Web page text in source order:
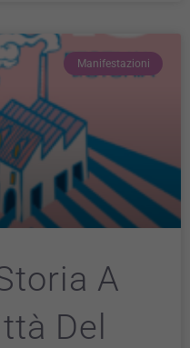
Manifestazioni
A
Del